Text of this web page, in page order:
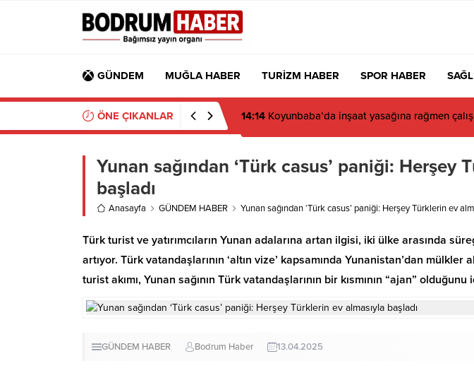
GÜNDEM MUĞLA HABER TURİZM HABER SPOR HABER
ÖNE ÇIKANLAR 14:14 Koyunbaba’da inşaat yasağına rağmen
Yunan sağından ‘Türk casus’ paniği: Herşey
başladı
Anasayfa GÜNDEM HABER Yunan sağından ‘Türk casus’ paniği: Herşey Türklerin ev
Türk turist ve yatırımcıların Yunan adalarına artan ilgisi, iki ülke arasında
artıyor. Türk vatandaşlarının ‘altın vize’ kapsamında Yunanistan’dan mülkler
turist akımı, Yunan sağının Türk vatandaşlarının bir kısmının “ajan”
GÜNDEM HABER Bodrum Haber 13.04.2025